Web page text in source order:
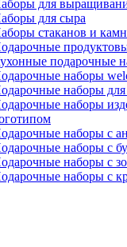
для
для сыра
стаканов и
подарочные
наборы
наборы для
наборы
наборы с
наборы с
наборы с
наборы с